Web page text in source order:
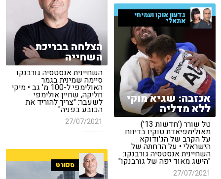
הצלחה בבריכת
השחייה
השחיינית אנסטסיה גורבנקו
סיימה שמינית בגמר
האולימפי ל-100 מ' גב • מיקי
חליקה, שחיין אולימפי
לשעבר: "צריך להוריד את
הכובע בפניה"
27/07/2021
גדעון אוקו ועמיחי
אתאלי
אכזבה: שגיא מוקי
ללא מדליה
טל שורר ('חדשות 13')
מאולימפיאדת טוקיו בדיווח
על הקרב של הג'ודוקא
הישראלי • על הדחתה של
השחיינית אנסטסיה גורבנקו:
"הישג מאוד יפה של גורבנקו"
27/07/2021
ספורט